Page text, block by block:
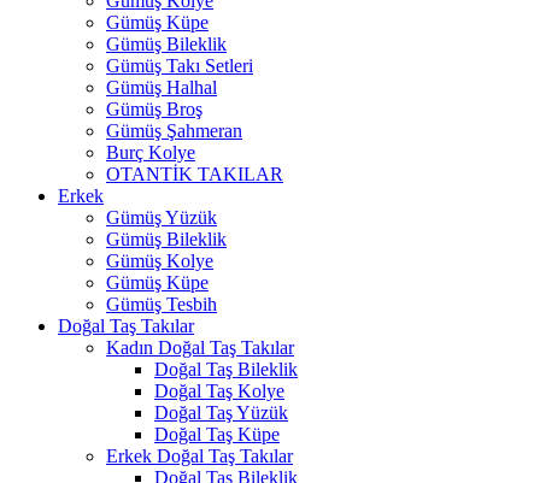
Gümüş Küpe
Gümüş Bileklik
Gümüş Takı Setleri
Gümüş Halhal
Gümüş Broş
Gümüş Şahmeran
Burç Kolye
OTANTİK TAKILAR
Erkek
Gümüş Yüzük
Gümüş Bileklik
Gümüş Kolye
Gümüş Küpe
Gümüş Tesbih
Doğal Taş Takılar
Kadın Doğal Taş Takılar
Doğal Taş Bileklik
Doğal Taş Kolye
Doğal Taş Yüzük
Doğal Taş Küpe
Erkek Doğal Taş Takılar
Doğal Taş Bileklik